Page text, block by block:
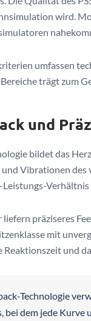
wird.
umfassen
trägt zum
und
bildet das
Vibrationen des
Verhältnis
präziseres
mit
und
Technologie
bei dem jede Kurve